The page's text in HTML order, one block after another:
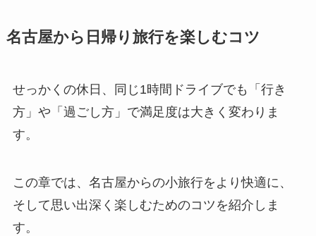
名古屋から日帰り旅行を楽しむコツ
せっかくの休日、同じ1時間ドライブでも「行き
方」や「過ごし方」で満足度は大きく変わりま
す。
この章では、名古屋からの小旅行をより快適に、
そして思い出深く楽しむためのコツを紹介しま
す。